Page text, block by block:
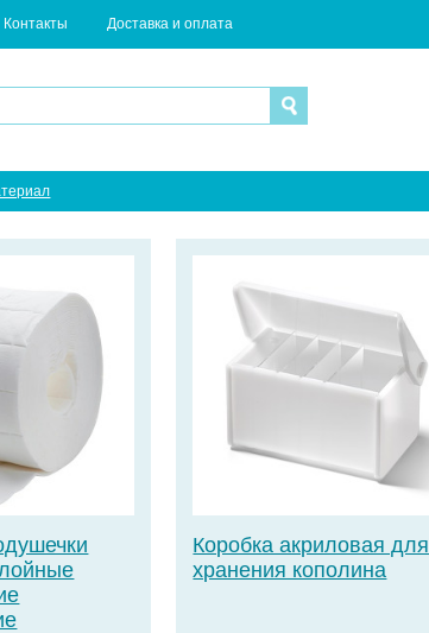
Контакты Доставка и оплата
Коробка акриловая для
хранения кополина